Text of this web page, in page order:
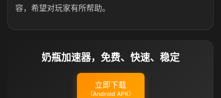
容，希望对玩家有所帮助。
奶瓶加速器，免费、快速、稳定
立即下载
（Android APK）